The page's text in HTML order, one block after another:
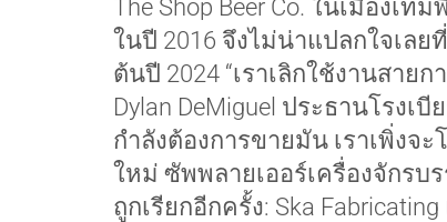
The Shop Beer Co. ในเมืองเ
ในปี 2016 จึงไม่น่าแปลกใจเล
ต้นปี 2024 “เราเลิกใช้งานสาย
Dylan DeMiguel ประธานโรง
กำลังต้องการขายมัน เราเพิ่งจ
ใหม่ ซัพพลายเออร์เครื่องจักร
ถูกเรียกอีกครั้ง: Ska